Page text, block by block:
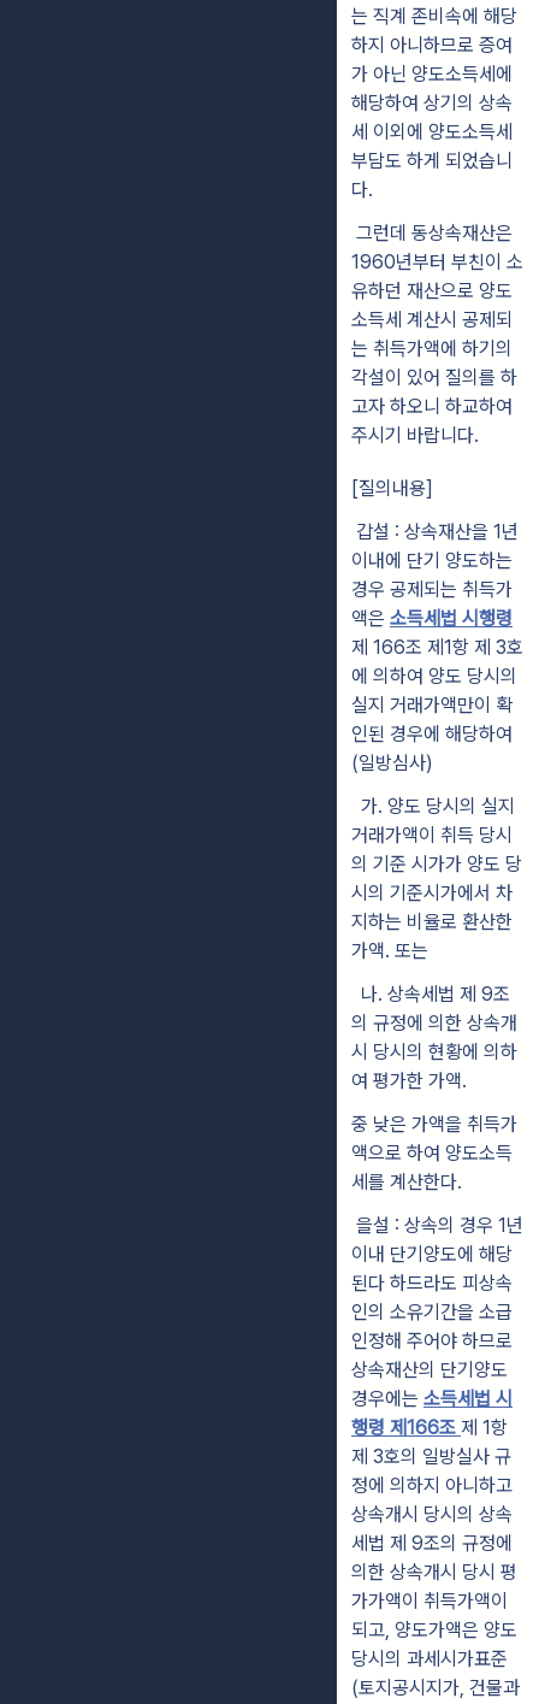
는 직계 존비속에 해당
하지 아니하므로 증여
가 아닌 양도소득세에
해당하여 상기의 상속
세 이외에 양도소득세
부담도 하게 되었습니
다.
그런데 동상속재산은
1960년부터 부친이 소
유하던 재산으로 양도
소득세 계산시 공제되
는 취득가액에 하기의
각설이 있어 질의를 하
고자 하오니 하교하여
주시기 바랍니다.
[질의내용]
갑설 : 상속재산을 1년
이내에 단기 양도하는
경우 공제되는 취득가
액은 소득세법 시행령
제 166조 제1항 제 3호
에 의하여 양도 당시의
실지 거래가액만이 확
인된 경우에 해당하여
(일방심사)
가. 양도 당시의 실지
거래가액이 취득 당시
의 기준 시가가 양도 당
시의 기준시가에서 차
지하는 비율로 환산한
가액. 또는
나. 상속세법 제 9조
의 규정에 의한 상속개
시 당시의 현황에 의하
여 평가한 가액.
중 낮은 가액을 취득가
액으로 하여 양도소득
세를 계산한다.
을설 : 상속의 경우 1년
이내 단기양도에 해당
된다 하드라도 피상속
인의 소유기간을 소급
인정해 주어야 하므로
상속재산의 단기양도
경우에는 소득세법 시
행령 제166조 제 1항
제 3호의 일방실사 규
정에 의하지 아니하고
상속개시 당시의 상속
세법 제 9조의 규정에
의한 상속개시 당시 평
가가액이 취득가액이
되고, 양도가액은 양도
당시의 과세시가표준
(토지공시지가, 건물과